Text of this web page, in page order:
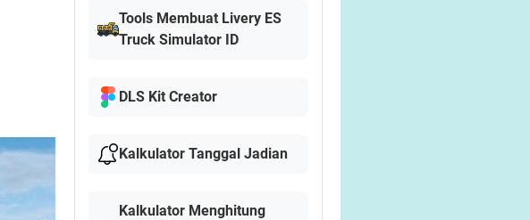
Tools Membuat Livery ES
Truck Simulator ID
DLS Kit Creator
Kalkulator Tanggal Jadian
Kalkulator Menghitung